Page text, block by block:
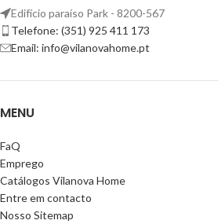
Edifício paraíso Park - 8200-567
Telefone: (351) 925 411 173
Email: info@vilanovahome.pt
MENU
FaQ
Emprego
Catálogos Vilanova Home
Entre em contacto
Nosso Sitemap